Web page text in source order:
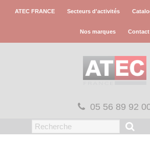
ATEC FRANCE Secteurs d'activités
Nos marques Contact
05 56 89 92